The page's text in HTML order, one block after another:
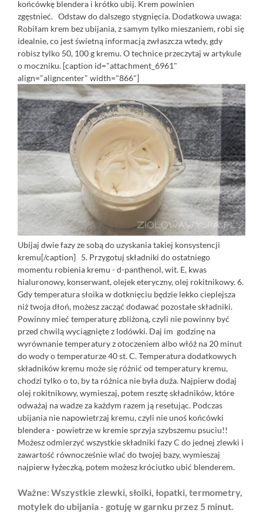
końcówkę blendera i krótko ubij. Krem powinien
zgęstnieć. Odstaw do dalszego stygnięcia. Dodatkowa uwaga:
Robiłam krem bez ubijania, z samym tylko mieszaniem, robi się
idealnie, co jest świetną informacją zwłaszcza wtedy, gdy
robisz tylko 50, 100 g kremu. O technice przeczytaj w artykule
o moczniku. [caption id="attachment_6961"
align="aligncenter" width="866"]
Ubijaj dwie fazy ze sobą do uzyskania takiej konsystencji
kremu[/caption] 5. Przygotuj składniki do ostatniego
momentu robienia kremu - d-panthenol, wit. E, kwas
hialuronowy, konserwant, olejek eteryczny, olej rokitnikowy. 6.
Gdy temperatura słoika w dotknięciu będzie lekko cieplejsza
niż twoja dłoń, możesz zacząć dodawać pozostałe składniki.
Powinny mieć temperaturę zbliżoną, czyli nie powinny być
przed chwilą wyciągnięte z lodówki. Daj im godzinę na
wyrównanie temperatury z otoczeniem albo włóż na 20 minut
do wody o temperaturze 40 st. C. Temperatura dodatkowych
składników kremu może się różnić od temperatury kremu,
chodzi tylko o to, by ta różnica nie była duża. Najpierw dodaj
olej rokitnikowy, wymieszaj, potem resztę składników, które
odważaj na wadze za każdym razem ją resetując. Podczas
ubijania nie napowietrzaj kremu, czyli nie unoś końcówki
blendera - powietrze w kremie sprzyja szybszemu psuciu!!
Możesz odmierzyć wszystkie składniki fazy C do jednej zlewki i
zawartość równocześnie wlać do twojej bazy, wymieszaj
najpierw łyżeczką, potem możesz króciutko ubić blenderem.
Ważne: Wszystkie zlewki, słoiki, łopatki, termometry,
motylek do ubijania - gotuję w garnku przez 5 minut.